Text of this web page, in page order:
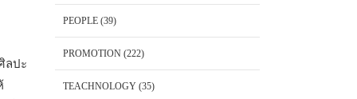
ลปะ
PEOPLE(39)
PROMOTION(222)
TEACHNOLOGY(35)